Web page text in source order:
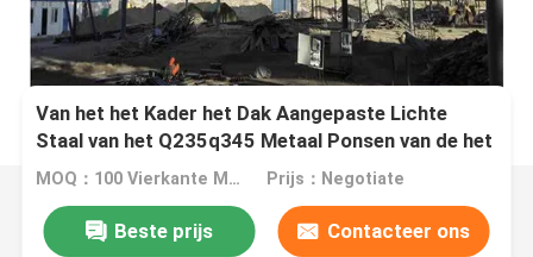
Van het het Kader het Dak Aangepaste Lichte
Staal van het Q235q345 Metaal Ponsen van de het
Kaderstructuur
MOQ：100 Vierkante Meters Prijs：Negotiate
Beste prijs Contacteer ons